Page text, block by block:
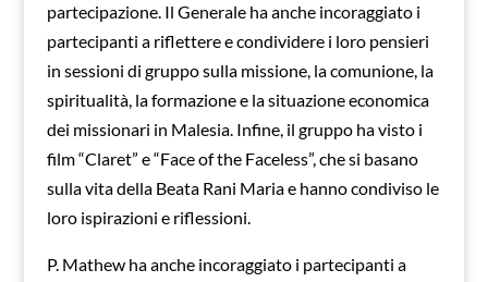
partecipazione. Il Generale ha anche incoraggiato i
partecipanti a riflettere e condividere i loro pensieri
in sessioni di gruppo sulla missione, la comunione, la
spiritualità, la formazione e la situazione economica
dei missionari in Malesia. Infine, il gruppo ha visto i
film “Claret” e “Face of the Faceless”, che si basano
sulla vita della Beata Rani Maria e hanno condiviso le
loro ispirazioni e riflessioni.
P. Mathew ha anche incoraggiato i partecipanti a